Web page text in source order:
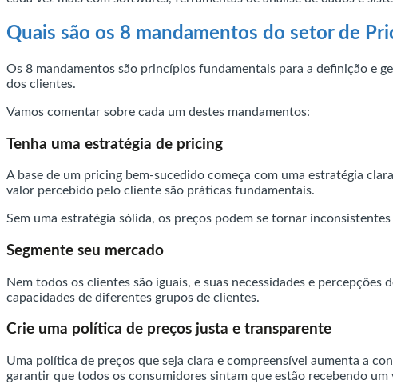
Quais são os 8 mandamentos do setor de
Os 8 mandamentos são princípios fundamentais para a definição e
dos clientes.
Vamos comentar sobre cada um destes mandamentos:
Tenha uma estratégia de pricing
A base de um pricing bem-sucedido começa com uma estratégia
valor percebido pelo cliente são práticas fundamentais.
Sem uma estratégia sólida, os preços podem se tornar
Segmente seu mercado
Nem todos os clientes são iguais, e suas necessidades e
capacidades de diferentes grupos de clientes.
Crie uma política de preços justa e transparente
Uma política de preços que seja clara e compreensível aumenta a
garantir que todos os consumidores sintam que estão recebendo um